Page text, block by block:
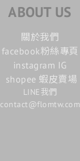
ABOUT US
關於我們
facebook粉絲專頁
instagram IG
shopee 蝦皮賣場
LINE我們
contact@flomtw.com